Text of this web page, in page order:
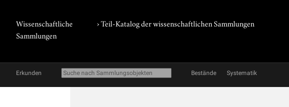
Wissenschaftliche
Sammlungen
› Teil-Katalog der wissenschaftlichen Sammlungen
Erkunden Bestände Systematik